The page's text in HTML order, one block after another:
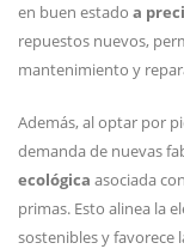
en buen estado a
repuestos nuevos,
mantenimiento y
Además, al optar por
demanda de nuevas
ecológica asociada
primas. Esto alinea la
sostenibles y favorece